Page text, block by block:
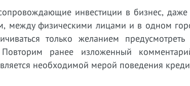
инвестиции в бизнес,
между физическими лицами и в одном
только желанием
ранее изложенный
необходимой мерой поведения